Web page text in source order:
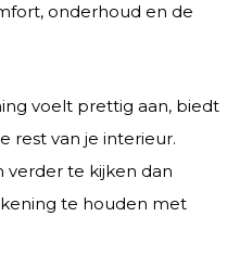
onderhoud en de
voelt prettig aan, biedt
rest van je interieur.
verder te kijken dan
te houden met